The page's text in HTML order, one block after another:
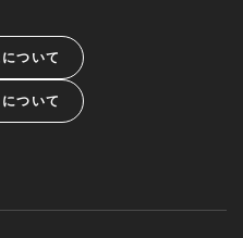
ついて
ついて